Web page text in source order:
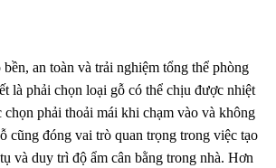
an toàn và trải nghiệm tổng thể phòng
là phải chọn loại gỗ có thể chịu được nhiệt
phải thoải mái khi chạm vào và không
cũng đóng vai trò quan trọng trong việc tạo
và duy trì độ ẩm cân bằng trong nhà. Hơn